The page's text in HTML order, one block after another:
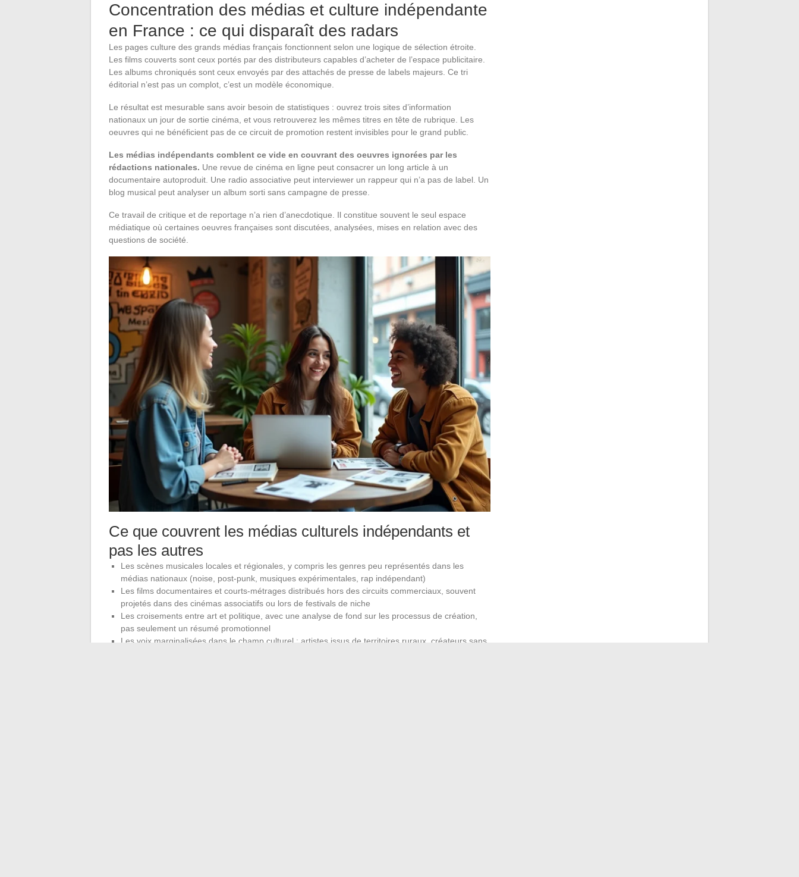
Concentration des médias et culture indépendante
en France : ce qui disparaît des radars
Les pages culture des grands médias français fonctionnent selon une logique de sélection étroite.
Les films couverts sont ceux portés par des distributeurs capables d’acheter de l’espace publicitaire.
Les albums chroniqués sont ceux envoyés par des attachés de presse de labels majeurs. Ce tri
éditorial n’est pas un complot, c’est un modèle économique.
Le résultat est mesurable sans avoir besoin de statistiques : ouvrez trois sites d’information
nationaux un jour de sortie cinéma, et vous retrouverez les mêmes titres en tête de rubrique. Les
oeuvres qui ne bénéficient pas de ce circuit de promotion restent invisibles pour le grand public.
Les médias indépendants comblent ce vide en couvrant des oeuvres ignorées par les
rédactions nationales. Une revue de cinéma en ligne peut consacrer un long article à un
documentaire autoproduit. Une radio associative peut interviewer un rappeur qui n’a pas de label. Un
blog musical peut analyser un album sorti sans campagne de presse.
Ce travail de critique et de reportage n’a rien d’anecdotique. Il constitue souvent le seul espace
médiatique où certaines oeuvres françaises sont discutées, analysées, mises en relation avec des
questions de société.
Ce que couvrent les médias culturels indépendants et
pas les autres
Les scènes musicales locales et régionales, y compris les genres peu représentés dans les
médias nationaux (noise, post-punk, musiques expérimentales, rap indépendant)
Les films documentaires et courts-métrages distribués hors des circuits commerciaux, souvent
projetés dans des cinémas associatifs ou lors de festivals de niche
Les croisements entre art et politique, avec une analyse de fond sur les processus de création,
pas seulement un résumé promotionnel
Les voix marginalisées dans le champ culturel : artistes issus de territoires ruraux, créateurs sans